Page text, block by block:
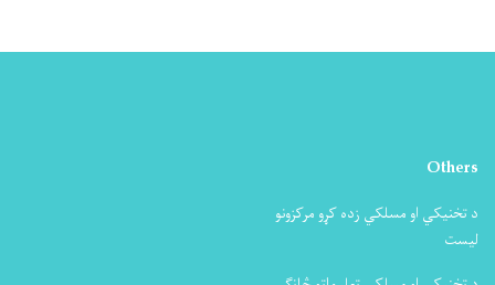
Others
د تخنیکي او مسلکي زده کړو مرکزونو
لیست